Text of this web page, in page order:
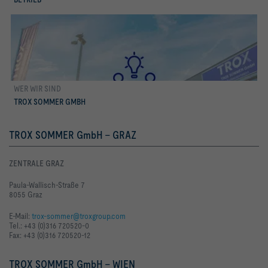
WER WIR SIND
TROX SOMMER GMBH
Unternehmen
TROX SOMMER GmbH - GRAZ
ZENTRALE GRAZ
Paula-Wallisch-Straße 7
8055 Graz
E-Mail: trox-sommer@troxgroup.com
Tel.: +43 (0)316 720520-0
Fax: +43 (0)316 720520-12
TROX SOMMER GmbH - WIEN